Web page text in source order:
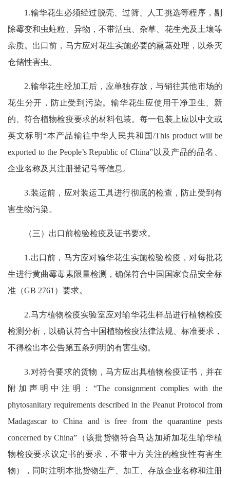
1.输华花生必须经过脱壳、过筛、人工挑选等程序，剔
除霉变和虫蛀粒、异物，不带活虫、杂草、花生壳及土壤等
杂质。出口前，马方应对花生实施必要的熏蒸处理，以杀灭
仓储性害虫。
2.输华花生经加工后，应单独存放，与销往其他市场的
花生分开，防止受到污染。输华花生应使用干净卫生、新
的、符合植物检疫要求的材料包装。每一包装上应以中文或
英文标明“本产品输往中华人民共和国/This product will be
exported to the People’s Republic of China”以及产品的品名、
企业名称及其注册登记号等信息。
3.装运前，应对装运工具进行彻底的检查，防止受到有
害生物污染。
（三）出口前检验检疫及证书要求。
1.出口前，马方应对输华花生实施检验检疫，对每批花
生进行黄曲霉毒素限量检测，确保符合中国国家食品安全标
准（GB 2761）要求。
2.马方植物检疫实验室应对输华花生样品进行植物检疫
检测分析，以确认符合中国植物检疫法律法规、标准要求，
不得检出本公告第五条列明的有害生物。
3.对符合要求的货物，马方应出具植物检疫证书，并在
附加声明中注明：“The consignment complies with the
phytosanitary requirements described in the Peanut Protocol from
Madagascar to China and is free from the quarantine pests
concerned by China”（该批货物符合马达加斯加花生输华植
物检疫要求议定书的要求，不带中方关注的检疫性有害生
物），同时注明本批货物生产、加工、存放企业名称和注册